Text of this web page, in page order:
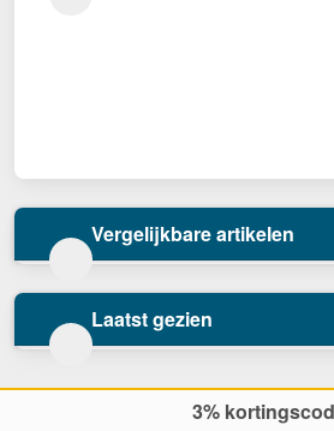
Vergelijkbare artikelen
Laatst gezien
3%